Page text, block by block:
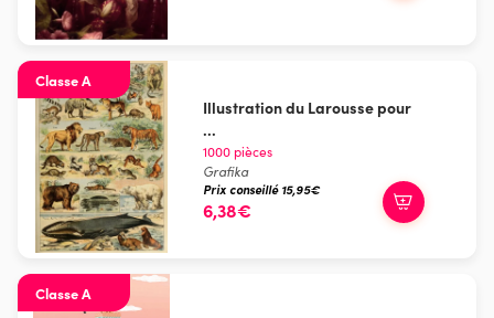
Classe A
Illustration du Larousse pour
...
1000 pièces
Grafika
Prix conseillé 15,95€
6,38€
Classe A